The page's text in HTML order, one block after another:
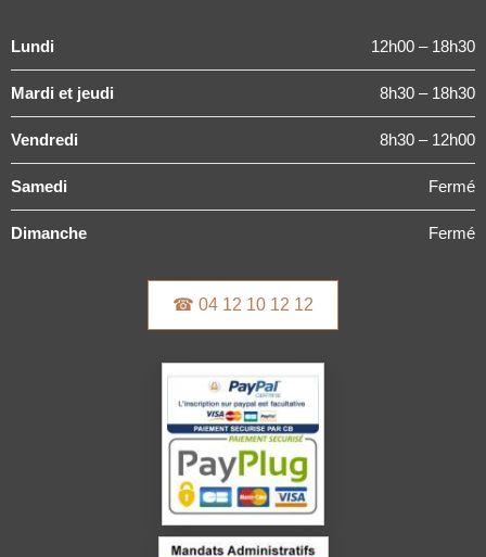
Lundi 12h00 – 18h30
Mardi et jeudi 8h30 – 18h30
Vendredi 8h30 – 12h00
Samedi Fermé
Dimanche Fermé
☎ 04 12 10 12 12